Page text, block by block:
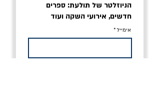
הניוזלטר של תולעת: ספרים
חדשים, אירועי השקה ועוד
אימייל